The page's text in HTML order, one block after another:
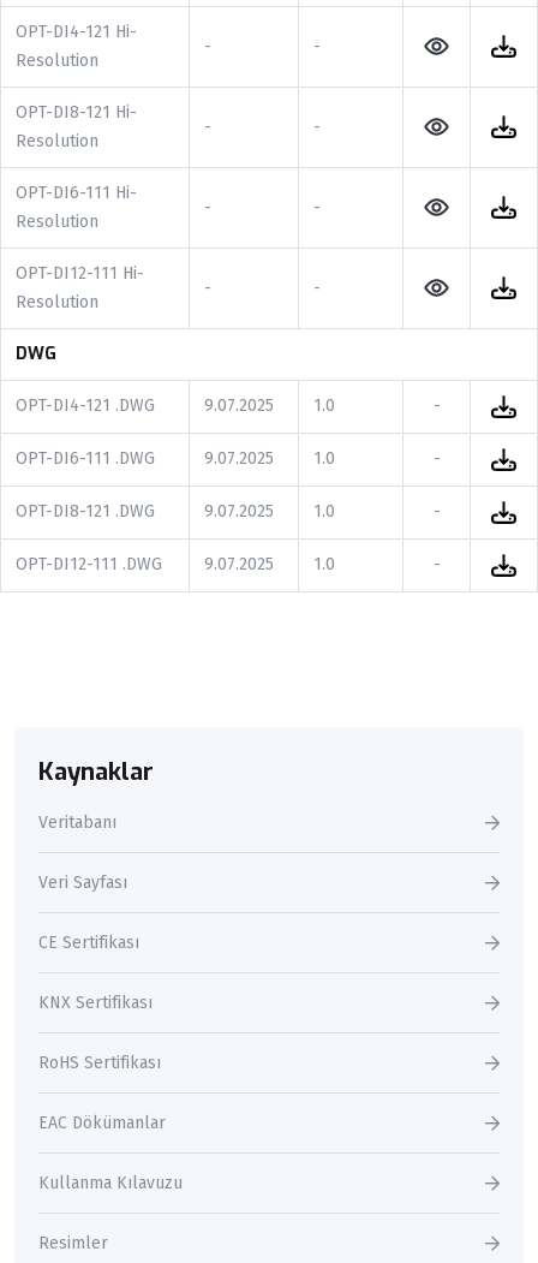
OPT-DI4-121 Hi-
Resolution
- -
OPT-DI8-121 Hi-
Resolution
- -
OPT-DI6-111 Hi-
Resolution
- -
OPT-DI12-111 Hi-
Resolution
- -
DWG
OPT-DI4-121 .DWG 9.07.2025 1.0 -
OPT-DI6-111 .DWG 9.07.2025 1.0 -
OPT-DI8-121 .DWG 9.07.2025 1.0 -
OPT-DI12-111 .DWG 9.07.2025 1.0 -
Kaynaklar
Veritabanı
Veri Sayfası
CE Sertifikası
KNX Sertifikası
RoHS Sertifikası
EAC Dökümanlar
Kullanma Kılavuzu
Resimler